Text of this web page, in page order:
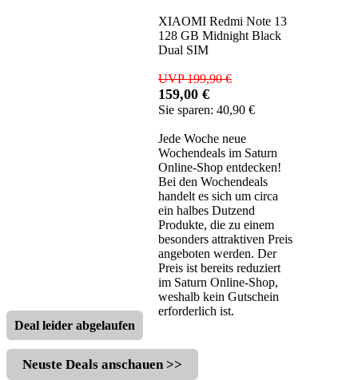
XIAOMI Redmi Note 13
128 GB Midnight Black
Dual SIM
UVP 199,90 €
159,00 €
Sie sparen: 40,90 €
Jede Woche neue
Wochendeals im Saturn
Online-Shop entdecken!
Bei den Wochendeals
handelt es sich um circa
ein halbes Dutzend
Produkte, die zu einem
besonders attraktiven Preis
angeboten werden. Der
Preis ist bereits reduziert
im Saturn Online-Shop,
weshalb kein Gutschein
erforderlich ist.
Deal leider abgelaufen
Neuste Deals anschauen >>